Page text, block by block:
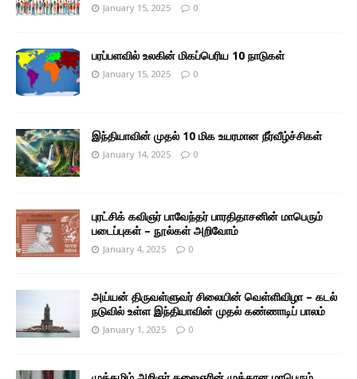
January 15, 2025 0
பரப்பளவில் உலகின் மிகப்பெரிய 10 நாடுகள்
January 15, 2025 0
இந்தியாவின் முதல் 10 மிக உயரமான நீர்வீழ்ச்சிகள்
January 14, 2025 0
புரட்சிக் கவிஞர் பாவேந்தர் பாரதிதாசனின் மாபெரும்
படைப்புகள் – நூல்கள் அறிவோம்
January 4, 2025 0
அய்யன் திருவள்ளுவர் சிலையின் வெள்ளிவிழா – கடல்
நடுவில் உள்ள இந்தியாவின் முதல் கண்ணாடிப் பாலம்
January 1, 2025 0